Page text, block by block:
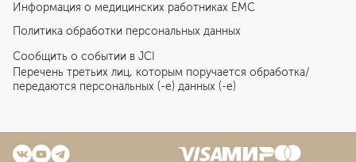
Информация о медицинских работниках EMC
Политика обработки персональных данных
Сообщить о событии в JCI
Перечень третьих лиц, которым поручается обработка/
передаются персональных (-е) данных (-е)